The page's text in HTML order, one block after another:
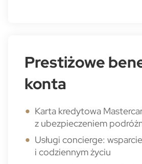
Prestiżowe
konta
Karta kredytowa
z ubezpieczeniem
Usługi concierge:
i codziennym życiu